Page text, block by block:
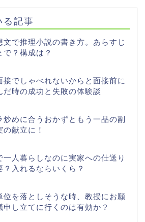
る記事
文で推理小説の書き方。あらすじ
で？構成は？
接でしゃべれないからと面接前に
だ時の成功と失敗の体験談
炒めに合うおかずともう一品の副
献立に！
一人暮らしなのに実家への仕送り
？入れるならいくら？
位を落としそうな時、教授にお願
申し立てに行くのは有効か？